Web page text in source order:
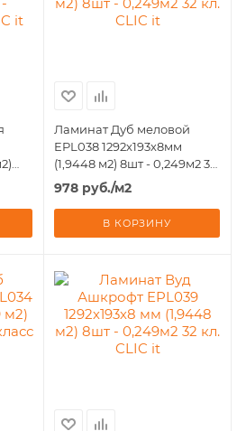
it
Ламинат Дуб меловой
EPL038 1292х193х8мм
(1,9448 м2) 8шт - 0,249м2 32
кл. CLIC it
978 руб./м2
В КОРЗИНУ